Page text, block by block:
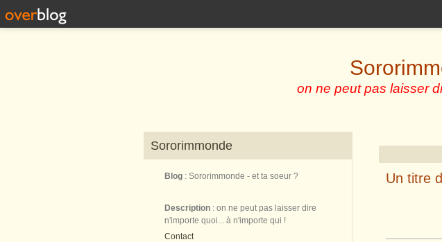
on ne peut pas laisser
Sororimmonde
Blog : Sororimmonde - et ta soeur ?
Description : on ne peut pas laisser dire
n'importe quoi... à n'importe qui !
Contact
Un titre